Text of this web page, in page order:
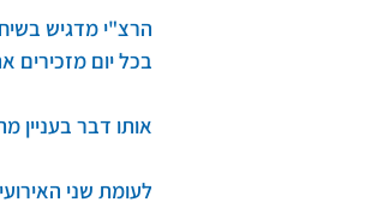
הרצ"י מדגיש
בכל יום מזכירים
אותו דבר
לעומת שני